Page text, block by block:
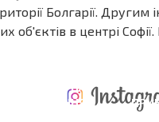
Болгарії.
об'єктів в центрі
ВИТРАТИ НА
УТРИМАННЯ